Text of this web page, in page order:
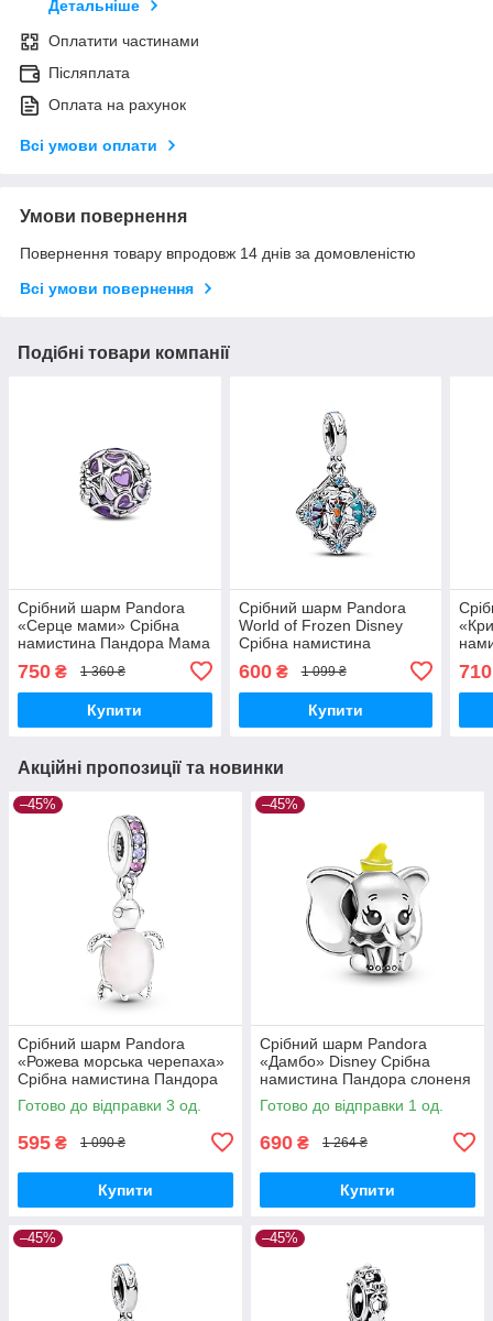
Детальніше
Оплатити частинами
Післяплата
Оплата на рахунок
Всі умови оплати
Умови повернення
Повернення товару впродовж 14 днів за домовленістю
Всі умови повернення
Подібні товари компанії
Срібний шарм Pandora
«Серце мами» Срібна
намистина Пандора Мама
сердечка 793772C01
750 ₴ 1 360 ₴
Купити
Срібний шарм Pandora
World of Frozen Disney
Срібна намистина
Пандора Крижане серце
Дісней
600₴ 1 099 ₴
Купити
710
Акційні пропозиції та новинки
–45%
Срібний шарм Pandora
«Рожева морська черепаха»
Срібна намистина Пандора
Черепашка 798939C02
Готово до відправки 3 од.
595 ₴ 1 090 ₴
Купити
–45%
Срібний шарм Pandora
«Дамбо» Disney Срібна
намистина Пандора слоненя
Dumbo Дісней 799392C01
Готово до відправки 1 од.
690 ₴ 1 264 ₴
Купити
–45% –45%